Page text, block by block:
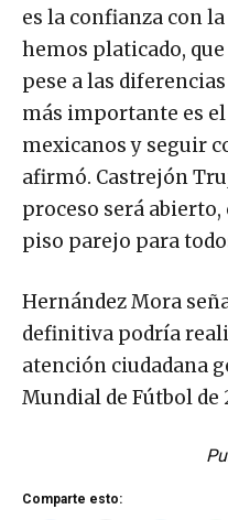
es la confianza con
hemos platicado,
pese a las
más importante es
mexicanos y seguir
afirmó. Castrejón
proceso será
piso parejo para
Hernández Mora
definitiva podría
atención ciudadana
Mundial de Fútbol de
Comparte esto: